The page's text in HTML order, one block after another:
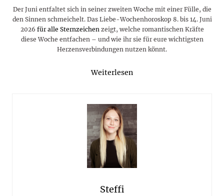
Der Juni entfaltet sich in seiner zweiten Woche mit einer Fülle, die
den Sinnen schmeichelt. Das Liebe-Wochenhoroskop 8. bis 14. Juni
2026 für alle Sternzeichen zeigt, welche romantischen Kräfte
diese Woche entfachen – und wie ihr sie für eure wichtigsten
Herzensverbindungen nutzen könnt.
Weiterlesen
Steffi